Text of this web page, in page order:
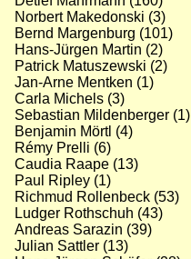
Norbert Makedonski (3)
Bernd Margenburg (101)
Hans-Jürgen Martin (2)
Patrick Matuszewski (2)
Jan-Arne Mentken (1)
Carla Michels (3)
Sebastian Mildenberger (1)
Benjamin Mörtl (4)
Rémy Prelli (6)
Caudia Raape (13)
Paul Ripley (1)
Richmud Rollenbeck (53)
Ludger Rothschuh (43)
Andreas Sarazin (39)
Julian Sattler (13)